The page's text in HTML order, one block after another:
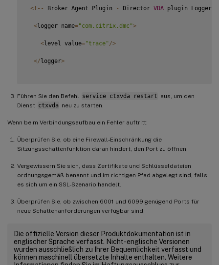
< ! -- Broker Agent Plugin - Director VDA plugin Logger
<logger name="com.citrix.dmc">
<level value="trace"/>
</logger>
Führen Sie den Befehl service ctxvda restart aus, um den
Dienst ctxvda neu zu starten.
Wenn beim Verbindungsaufbau ein Fehler auftritt:
Überprüfen Sie, ob eine Firewall-Einschränkung die
Sitzungsschattenfunktion daran hindert, den Port zu öffnen.
Vergewissern Sie sich, dass Zertifikate und Schlüsseldateien
ordnungsgemäß benannt und im richtigen Pfad abgelegt sind, falls
es sich um ein SSL-Szenario handelt.
Überprüfen Sie, ob zwischen 6001 und 6099 genügend Ports für
neue Schattenanforderungen verfügbar sind.
Die offizielle Version dieser Produktdokumentation ist in
englischer Sprache verfasst. Nicht-englische Versionen
wurden ausschließlich zu Ihrer Bequemlichkeit verfasst und
können maschinell übersetzte Inhalte enthalten. Weitere